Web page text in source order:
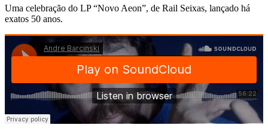
Uma celebração do LP “Novo Aeon”, de Rail Seixas, lançado há
exatos 50 anos.